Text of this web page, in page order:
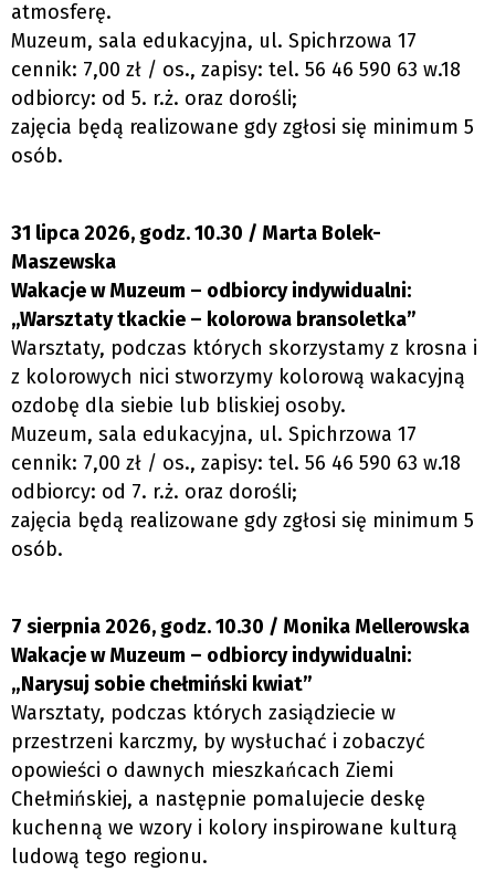
atmosferę.
Muzeum, sala edukacyjna, ul. Spichrzowa 17
cennik: 7,00 zł / os., zapisy: tel. 56 46 590 63 w.18
odbiorcy: od 5. r.ż. oraz dorośli;
zajęcia będą realizowane gdy zgłosi się minimum 5
osób.
31 lipca 2026, godz. 10.30 / Marta Bolek-
Maszewska
Wakacje w Muzeum – odbiorcy indywidualni:
„Warsztaty tkackie – kolorowa bransoletka”
Warsztaty, podczas których skorzystamy z krosna i
z kolorowych nici stworzymy kolorową wakacyjną
ozdobę dla siebie lub bliskiej osoby.
Muzeum, sala edukacyjna, ul. Spichrzowa 17
cennik: 7,00 zł / os., zapisy: tel. 56 46 590 63 w.18
odbiorcy: od 7. r.ż. oraz dorośli;
zajęcia będą realizowane gdy zgłosi się minimum 5
osób.
7 sierpnia 2026, godz. 10.30 / Monika Mellerowska
Wakacje w Muzeum – odbiorcy indywidualni:
„Narysuj sobie chełmiński kwiat”
Warsztaty, podczas których zasiądziecie w
przestrzeni karczmy, by wysłuchać i zobaczyć
opowieści o dawnych mieszkańcach Ziemi
Chełmińskiej, a następnie pomalujecie deskę
kuchenną we wzory i kolory inspirowane kulturą
ludową tego regionu.